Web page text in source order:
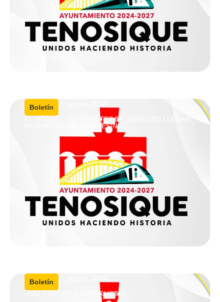
Boletín
EL MÓDULO DE TRÁMITES DE TRÁNSITO LLEGA A
REDENCIÓN DEL CAMPESINO
Boletín
¡HAZ CRECER TU PRODUCTO!